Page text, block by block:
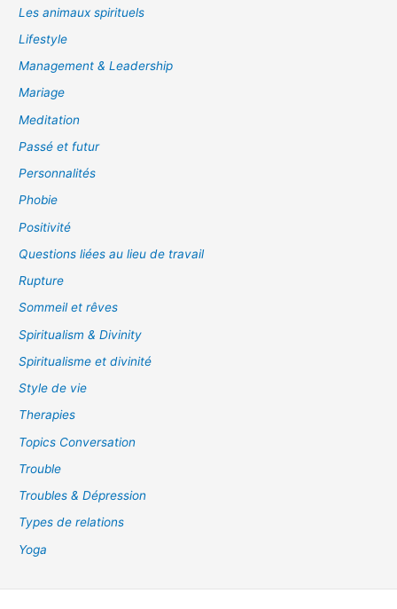
Les animaux spirituels
Lifestyle
Management & Leadership
Mariage
Meditation
Passé et futur
Personnalités
Phobie
Positivité
Questions liées au lieu de travail
Rupture
Sommeil et rêves
Spiritualism & Divinity
Spiritualisme et divinité
Style de vie
Therapies
Topics Conversation
Trouble
Troubles & Dépression
Types de relations
Yoga